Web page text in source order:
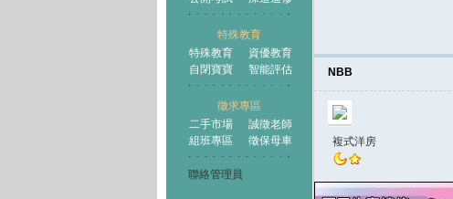
特殊教育
特殊教育
資優教育
自閉寶寶
智能評估
徵求專區
二手市場
誠徵老師
組班專區
徵保母車
聯絡管理員
NBB
複式洋房